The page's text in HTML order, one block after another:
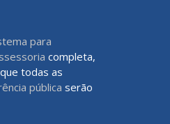
para
completa,
todas as
pública serão